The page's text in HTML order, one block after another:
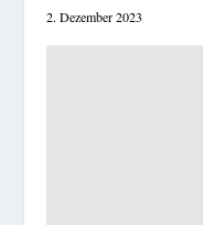
2. Dezember 2023